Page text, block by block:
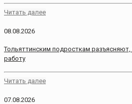
Читать далее
08.08.2026
Тольяттинским подросткам разъясняют,
работу
Читать далее
07.08.2026